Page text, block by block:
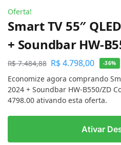
Oferta!
Smart TV 55″
+ Soundbar HW-
R$7.484,88 R$4.798,00 -36%
Economize agora comprando
2024 + Soundbar HW-B550/ZD
4798.00 ativando esta oferta.
Ativar